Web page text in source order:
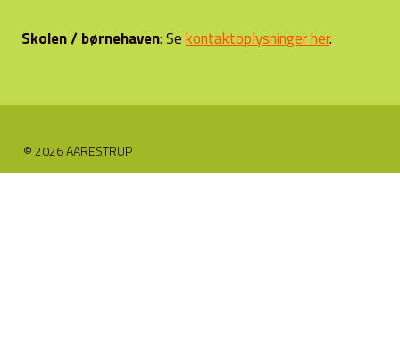
Skolen / børnehaven: Sekontaktoplysninger her.
© 2026 AARESTRUP